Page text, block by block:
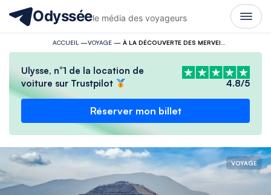
Odysséele média des voyageurs
ACCUEIL —VOYAGE—
Ulysse, n°1 de la location de
voiture sur Trustpilot
4.8/5
Réserver mon billet
VOYAGE